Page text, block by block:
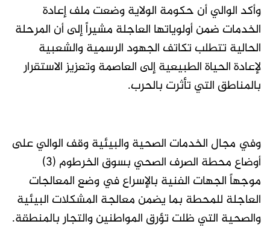
وأكد الوالي أن حكومة الولاية وضعت ملف إعادة
الخدمات ضمن أولوياتها العاجلة مشيراً إلى أن المرحلة
الحالية تتطلب تكاتف الجهود الرسمية والشعبية
لإعادة الحياة الطبيعية إلى العاصمة وتعزيز الاستقرار
بالمناطق التي تأثرت بالحرب.
وفي مجال الخدمات الصحية والبيئية وقف الوالي على
أوضاع محطة الصرف الصحي بسوق الخرطوم (٣)
موجهاً الجهات الفنية بالإسراع في وضع المعالجات
العاجلة للمحطة بما يضمن معالجة المشكلات البيئية
والصحية التي ظلت تؤرق المواطنين والتجار بالمنطقة.